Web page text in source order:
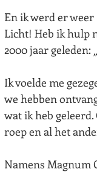
En ik werd er
Licht! Heb ik hulp
2000 jaar geleden:
Ik voelde me
we hebben
wat ik heb
roep en al het
Namens Magnum